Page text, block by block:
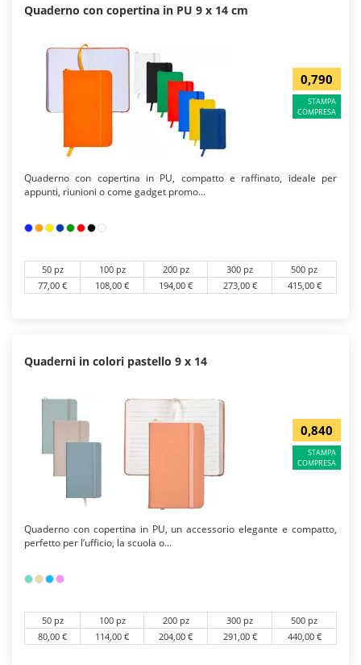
Quaderno con copertina in PU 9 x 14 cm
0,790
STAMPA
COMPRESA
Quaderno con copertina in PU, compatto e raffinato, ideale per
appunti, riunioni o come gadget promo...
50 pz 100 pz 200 pz 300 pz
500 pz
77,00 €
108,00 € 194,00 € 273,00 € 415,00 €
Quaderni in colori pastello 9 x 14
0,840
STAMPA
COMPRESA
Quaderno con copertina in PU, un accessorio elegante e compatto,
perfetto per l’ufficio, la scuola o...
50 pz 100 pz 200 pz 300 pz
500 pz
80,00 €
114,00 € 204,00 € 291,00 € 440,00 €